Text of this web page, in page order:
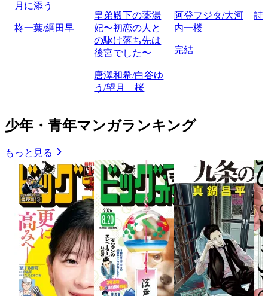
月に添う
柊一葉/綱田早
皇弟殿下の薬湯
妃〜初恋の人と
の駆け落ち先は
後宮でした〜
唐澤和希/白谷ゆ
う/望月 桜
阿登フジタ/大河
内一楼
完結
詩
少年・青年マンガランキング
もっと見る